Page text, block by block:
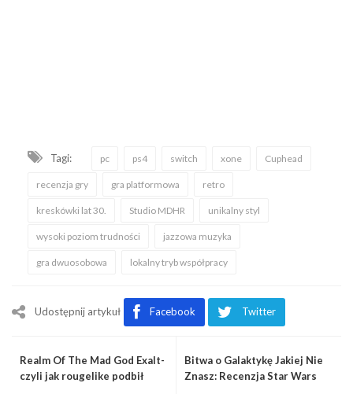
Tagi: pc ps4 switch xone Cuphead
recenzja gry gra platformowa retro
kreskówki lat 30. Studio MDHR unikalny styl
wysoki poziom trudności jazzowa muzyka
gra dwuosobowa lokalny tryb współpracy
Udostępnij artykuł Facebook Twitter
Realm Of The Mad God Exalt-
czyli jak rougelike podbił
Bitwa o Galaktykę Jakiej Nie
Znasz: Recenzja Star Wars